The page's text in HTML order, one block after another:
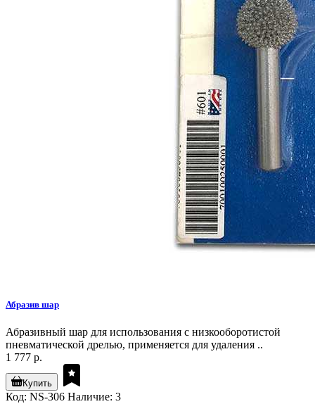
Абразив шар
Абразивный шар для использования с низкооборотистой
пневматической дрелью, применяется для удаления ..
1 777 р.
Купить
Код: NS-306 Наличие: 3